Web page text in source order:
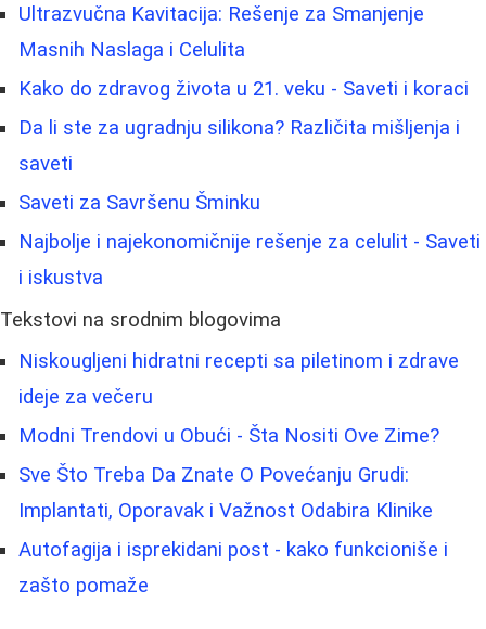
Ultrazvučna Kavitacija: Rešenje za Smanjenje
Masnih Naslaga i Celulita
Kako do zdravog života u 21. veku - Saveti i koraci
Da li ste za ugradnju silikona? Različita mišljenja i
saveti
Saveti za Savršenu Šminku
Najbolje i najekonomičnije rešenje za celulit - Saveti
i iskustva
Tekstovi na srodnim blogovima
Niskougljeni hidratni recepti sa piletinom i zdrave
ideje za večeru
Modni Trendovi u Obući - Šta Nositi Ove Zime?
Sve Što Treba Da Znate O Povećanju Grudi:
Implantati, Oporavak i Važnost Odabira Klinike
Autofagija i isprekidani post - kako funkcioniše i
zašto pomaže